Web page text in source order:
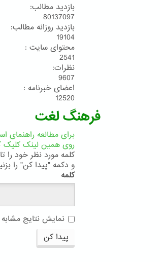
بازدید مطالب:
80137097
بازدید روزانه مطالب:
19104
محتوای سایت :
2541
نظرات:
9607
اعضای خبرنامه :
12520
فرهنگ لغت
برای مطالعه راهنمای
روی همین لینک کلیک
کلمه مورد نظر خود را
و دکمه "پیدا کن" را
کلمه
نمایش نتایج مشابه
پیدا کن